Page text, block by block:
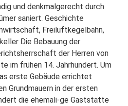
und denkmalgerecht durch
saniert. Geschichte
Freiluftkegelbahn,
Die Bebauung der
der Herren von
im frühen 14. Jahrhundert. Um
erste Gebäude errichtet
Grundmauern in der ersten
die ehemali-ge Gaststätte